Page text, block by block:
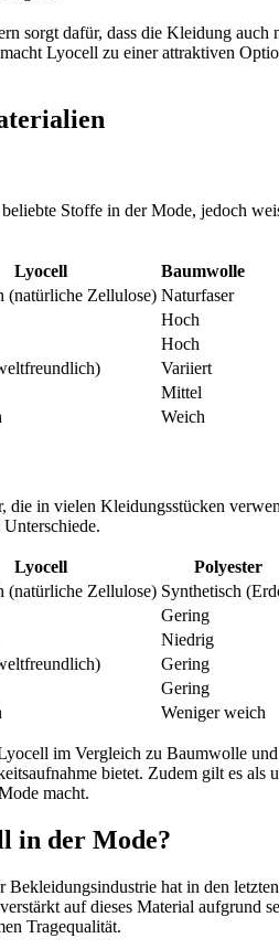
sorgt dafür, dass die Kleidung auch
Lyocell zu einer attraktiven
Stoffe in der Mode, jedoch
Lyocell
Baumwolle
(natürliche Zellulose) Naturfaser
Hoch
Hoch
Variiert
Mittel
Weich
die in vielen Kleidungsstücken
Lyocell
Polyester
(natürliche Zellulose) Synthetisch
Gering
Niedrig
Gering
Gering
Weniger weich
im Vergleich zu Baumwolle
bietet. Zudem gilt es als
macht.
in der Mode?
hat in den
auf dieses Material aufgrund
Tragequalität.